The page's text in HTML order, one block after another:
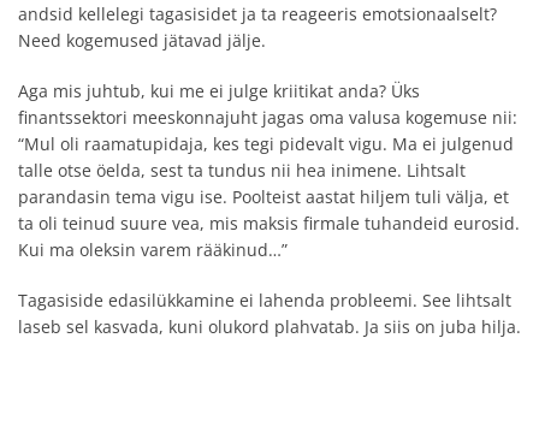
andsid kellelegi tagasisidet ja ta reageeris emotsionaalselt?
Need kogemused jätavad jälje.
Aga mis juhtub, kui me ei julge kriitikat anda? Üks
finantssektori meeskonnajuht jagas oma valusa kogemuse nii:
“Mul oli raamatupidaja, kes tegi pidevalt vigu. Ma ei julgenud
talle otse öelda, sest ta tundus nii hea inimene. Lihtsalt
parandasin tema vigu ise. Poolteist aastat hiljem tuli välja, et
ta oli teinud suure vea, mis maksis firmale tuhandeid eurosid.
Kui ma oleksin varem rääkinud…”
Tagasiside edasilükkamine ei lahenda probleemi. See lihtsalt
laseb sel kasvada, kuni olukord plahvatab. Ja siis on juba hilja.